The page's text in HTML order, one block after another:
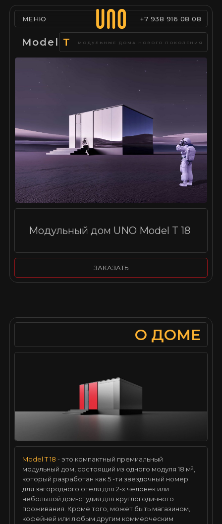
Model T
Модульный дом UNO Model T 18
МОДУЛЬНЫЕ ДОМА НОВОГО ПОКОЛЕНИЯ
МЕНЮ
ЗАКАЗАТЬ
+7 938 916 08 08
Model T 18 - это компактный премиальный
модульный дом, состоящий из одного модуля 18 м²,
который разработан как 5 -ти звездочный номер
для загородного отеля для 2-х человек или
небольшой дом-студия для круглогодичного
проживания. Кроме того, может быть магазином,
кофейней или любым другим коммерческим
О ДОМЕ